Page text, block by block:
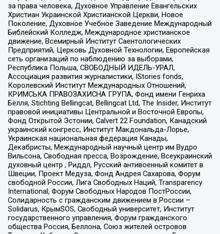
за права человека, Духовное Управление Евангельских
Христиан Украинской Христианской Церкви, Новое
Поколение, Духовное Учебное Заведение Международный
Библейский Колледж, Международное христианское
движение, Всемирный Институт Саентологических
Предприятий, Церковь Духовной Технологии, Европейская
сеть организаций по наблюдению за выборами,
Республика Польша, СВОБОДНЫЙ ИДЕЛЬ-УРАЛ,
Ассоциация развития журналистики, IStories fonds,
Королевский Институт Международных Отношений,
КРИМСЬКА ПРАВОЗАХИСНА ГРУПА, Фонд имени Генриха
Бёлля, Stichting Bellingcat, Bellingcat Ltd, The Insider, Институт
правовой инициативы Центральной и Восточной Европы,
Фонд Открытой Эстонии, Calvert 22 Foundation, Канадский
украинский конгресс, Институт Макдональда-Лорье,
Украинская национальная федерация Канады,
Декабристы, Международный научный центр им Вудро
Вильсона, Свободная пресса, Возрождение, Всеукраинский
духовный центр , Риддл, Русский антивоенный комитет в
Швеции, Проект Медуза, Фонд Андрея Сахарова, Форум
свободной России, Лига Свободных Наций, Transparеncy
International, Форум Свободных Народов ПостРоссии,
Солидарность с гражданским движением в России –
Solidarus, КрымSOS, Свободный университет, Институт
государственного управления, Форум гражданского
общества Россия, Беллона, Союз жителей островов